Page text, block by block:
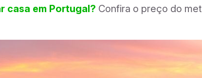
casa em Portugal? Confira o preço do